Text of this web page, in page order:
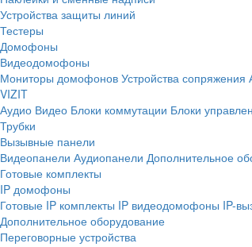
Устройства защиты линий
Тестеры
Домофоны
Видеодомофоны
Мониторы домофонов Устройства сопряжения
VIZIT
Аудио Видео Блоки коммутации Блоки
Трубки
Вызывные панели
Видеопанели Аудиопанели Дополнительное
Готовые комплекты
IP домофоны
Готовые IP комплекты IP видеодомофоны IP-
Дополнительное оборудование
Переговорные устройства